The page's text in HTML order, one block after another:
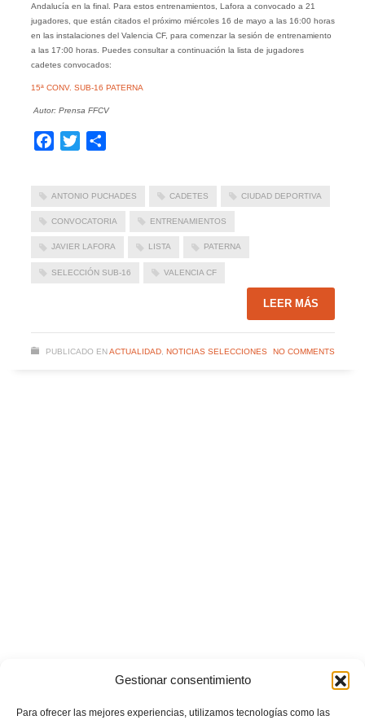
Gestionar consentimiento
Para ofrecer las mejores experiencias, utilizamos tecnologías como las
Andalucía en la final. Para estos entrenamientos, Lafora a convocado a 21
jugadores, que están citados el próximo miércoles 16 de mayo a las 16:00 horas
en las instalaciones del Valencia CF, para comenzar la sesión de entrenamiento
a las 17:00 horas. Puedes consultar a continuación la lista de jugadores
cadetes convocados:
15ª CONV. SUB-16 PATERNA
Autor: Prensa FFCV
Facebook
Twitter
ANTONIO PUCHADES CADETES CIUDAD DEPORTIVA
CONVOCATORIA ENTRENAMIENTOS
JAVIER LAFORA LISTA PATERNA
SELECCIÓN SUB-16 VALENCIA CF
LEER MÁS
PUBLICADO EN ACTUALIDAD, NOTICIAS SELECCIONES NO COMMENTS